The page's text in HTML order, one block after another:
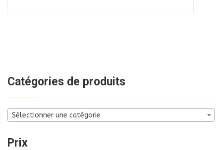
Catégories de produits
Sélectionner une catégorie
Prix